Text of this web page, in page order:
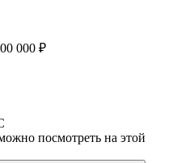
000 ₽
посмотреть на этой